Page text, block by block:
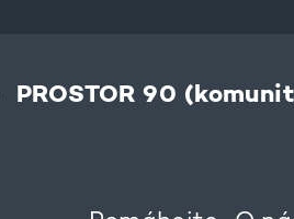
PROSTOR 90